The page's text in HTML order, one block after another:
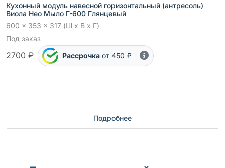
Кухонный модуль навесной горизонтальный (антресоль)
Виола Нео Мыло Г-600 Глянцевый
600 x 353 x 317 (Ш x В x Г)
Под заказ
2700 ₽ Рассрочка от 450 ₽
Подробнее